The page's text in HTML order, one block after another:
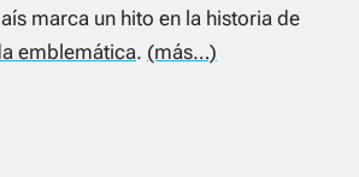
marca un hito en la historia de
emblemática. (más…)